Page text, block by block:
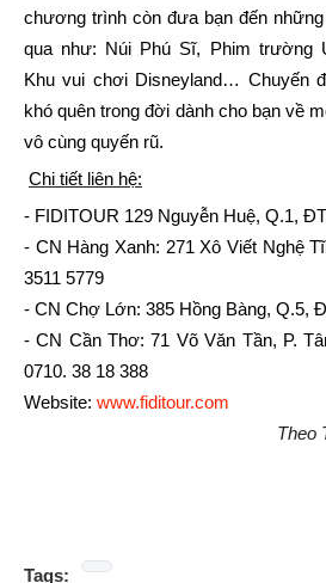
chương trình còn đưa bạn đến
qua như: Núi Phú Sĩ, Phim trường
Khu vui chơi Disneyland… Chuyến
khó quên trong đời dành cho bạn về
vô cùng quyến rũ.
Chi tiết liên hệ:
- FIDITOUR 129 Nguyễn Huệ, Q.1,
- CN Hàng Xanh: 271 Xô Viết Nghệ
3511 5779
- CN Chợ Lớn: 385 Hồng Bàng, Q.5,
- CN Cần Thơ: 71 Võ Văn Tần, P.
0710. 38 18 388
Website: www.fiditour.com
Theo
Tags: